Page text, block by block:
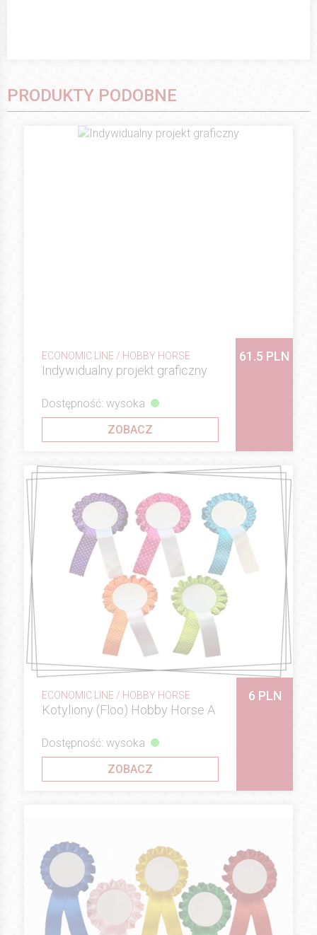
PRODUKTY PODOBNE
ECONOMIC LINE / HOBBY HORSE
Indywidualny projekt graficzny
61.5 PLN
Dostępność: wysoka
ZOBACZ
ECONOMIC LINE / HOBBY HORSE
Kotyliony (Floo) Hobby Horse A
6 PLN
Dostępność: wysoka
ZOBACZ